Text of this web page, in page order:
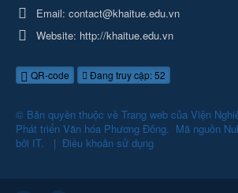
Email: contact@khaitue.edu.vn
Website: http://khaitue.edu.vn
QR-code Đang truy cập: 52
© Bản quyền thuộc về Trang web của Viện
Phát triển Văn hóa Phương Đông. Mã nguồn
bởi IT. | Điều khoản sử dụng